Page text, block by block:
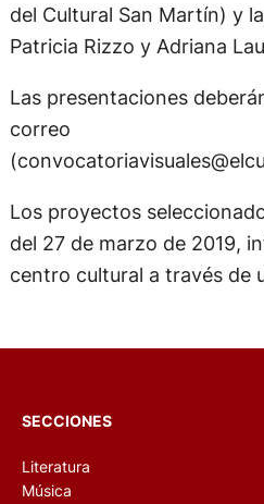
del Cultural San Martín) y
Patricia Rizzo y Adriana
Las presentaciones
correo
(
Los proyectos
del 27 de marzo de 2019,
centro cultural a través de
SECCIONES
Literatura
Música